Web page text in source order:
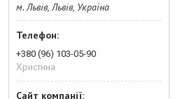
м. Львів, Львів, Україна
+380 (96) 103-05-90
Христина